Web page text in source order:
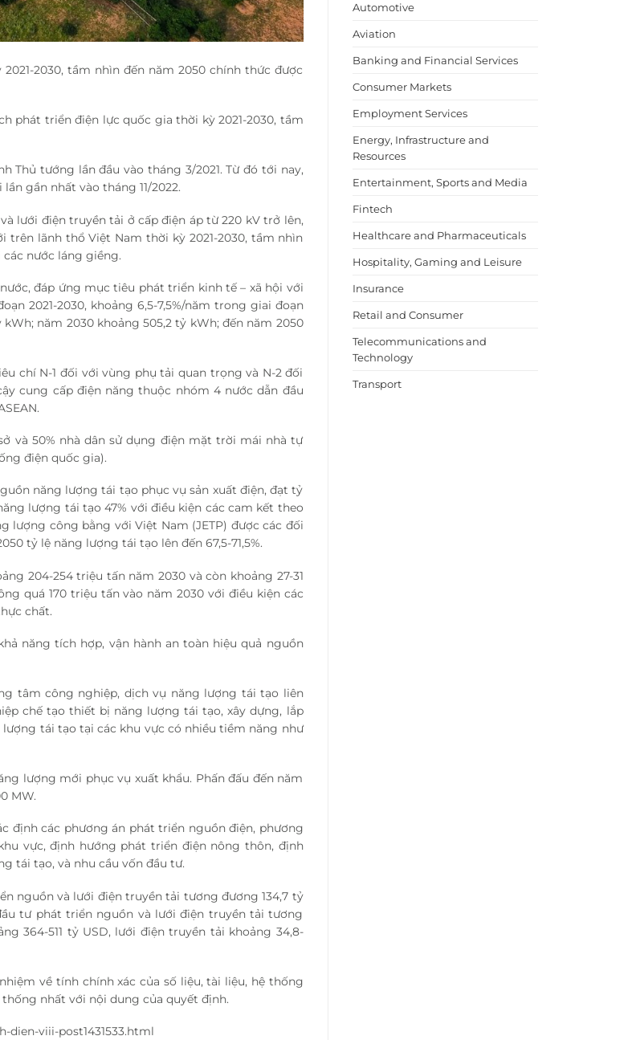
2030, tầm nhìn đến năm 2050 chính thức được
phát triển điện lực quốc gia thời kỳ 2021-2030, tầm
Thủ tướng lần đầu vào tháng 3/2021. Từ đó tới nay,
gần nhất vào tháng 11/2022.
lưới điện truyền tải ở cấp điện áp từ 220 kV trở lên,
lãnh thổ Việt Nam thời kỳ 2021-2030, tầm nhìn
nước láng giềng.
đáp ứng mục tiêu phát triển kinh tế – xã hội với
2021-2030, khoảng 6,5-7,5%/năm trong giai đoạn
năm 2030 khoảng 505,2 tỷ kWh; đến năm 2050
chí N-1 đối với vùng phụ tải quan trọng và N-2 đối
cung cấp điện năng thuộc nhóm 4 nước dẫn đầu
và 50% nhà dân sử dụng điện mặt trời mái nhà tự
điện quốc gia).
năng lượng tái tạo phục vụ sản xuất điện, đạt tỷ
lượng tái tạo 47% với điều kiện các cam kết theo
lượng công bằng với Việt Nam (JETP) được các đối
tỷ lệ năng lượng tái tạo lên đến 67,5-71,5%.
204-254 triệu tấn năm 2030 và còn khoảng 27-31
quá 170 triệu tấn vào năm 2030 với điều kiện các
chất.
năng tích hợp, vận hành an toàn hiệu quả nguồn
tâm công nghiệp, dịch vụ năng lượng tái tạo liên
chế tạo thiết bị năng lượng tái tạo, xây dựng, lắp
tái tạo tại các khu vực có nhiều tiềm năng như
lượng mới phục vụ xuất khẩu. Phấn đấu đến năm
MW.
định các phương án phát triển nguồn điện, phương
vực, định hướng phát triển điện nông thôn, định
tái tạo, và nhu cầu vốn đầu tư.
nguồn và lưới điện truyền tải tương đương134,7 tỷ
tư phát triển nguồn và lưới điện truyền tải tương
364-511 tỷ USD, lưới điện truyền tải khoảng 34,8-
về tính chính xác của số liệu, tài liệu, hệ thống
nhất với nội dung của quyết định.
viii-post1431533.html
Automotive
Aviation
Banking and Financial Services
Consumer Markets
Employment Services
Energy, Infrastructure and
Resources
Entertainment, Sports and Media
Fintech
Healthcare and Pharmaceuticals
Hospitality, Gaming and Leisure
Insurance
Retail and Consumer
Telecommunications and
Technology
Transport